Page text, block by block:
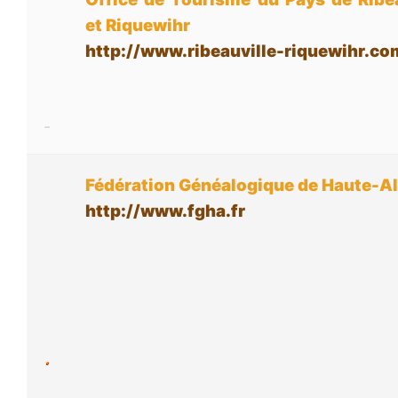
et Riquewihr
http://www.ribeauville-
Fédération Généalogique de Haute-
http://www.fgha.fr